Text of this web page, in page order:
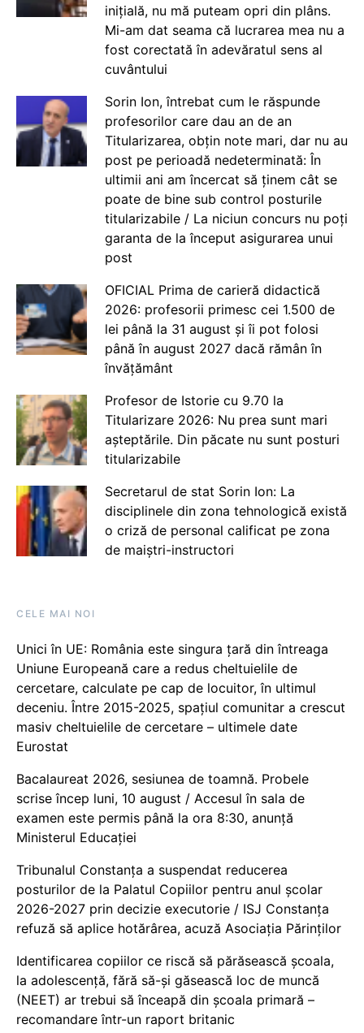
inițială, nu mă puteam opri din plâns.
Mi-am dat seama că lucrarea mea nu a
fost corectată în adevăratul sens al
cuvântului
Sorin Ion, întrebat cum le răspunde
profesorilor care dau an de an
Titularizarea, obțin note mari, dar nu au
post pe perioadă nedeterminată: În
ultimii ani am încercat să ținem cât se
poate de bine sub control posturile
titularizabile / La niciun concurs nu poți
garanta de la început asigurarea unui
post
OFICIAL Prima de carieră didactică
2026: profesorii primesc cei 1.500 de
lei până la 31 august și îi pot folosi
până în august 2027 dacă rămân în
învățământ
Profesor de Istorie cu 9.70 la
Titularizare 2026: Nu prea sunt mari
așteptările. Din păcate nu sunt posturi
titularizabile
Secretarul de stat Sorin Ion: La
disciplinele din zona tehnologică există
o criză de personal calificat pe zona
de maiștri-instructori
CELE MAI NOI
Unici în UE: România este singura țară din întreaga
Uniune Europeană care a redus cheltuielile de
cercetare, calculate pe cap de locuitor, în ultimul
deceniu. Între 2015-2025, spațiul comunitar a crescut
masiv cheltuielile de cercetare – ultimele date
Eurostat
Bacalaureat 2026, sesiunea de toamnă. Probele
scrise încep luni, 10 august / Accesul în sala de
examen este permis până la ora 8:30, anunță
Ministerul Educației
Tribunalul Constanța a suspendat reducerea
posturilor de la Palatul Copiilor pentru anul școlar
2026-2027 prin decizie executorie / ISJ Constanța
refuză să aplice hotărârea, acuză Asociația Părinților
Identificarea copiilor ce riscă să părăsească școala,
la adolescență, fără să-și găsească loc de muncă
(NEET) ar trebui să înceapă din școala primară –
recomandare într-un raport britanic